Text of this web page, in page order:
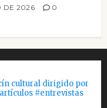
DE 2026 0
cultural dirigido por
#entrevistas